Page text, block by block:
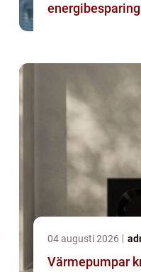
04 augusti 2026
Värmepumpar